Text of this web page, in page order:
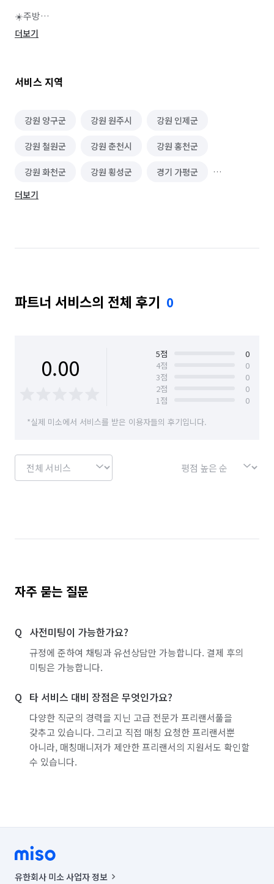
​☀️주방
- 상부장 및 하부장 / 주방벽면타일 / 각 전기, 가스레인지 및
​☀️베란다 / 다용도실
- 내부창문,창틀 / 바닥타일사이 이물질제거 / 유리창내부 /
- 현관문 / 바닥 / 신발장외부 먼지 및 내부 묵은때 제거
☀️해충방제 및 소독
살충약제를 사용하여 방제 및 소독 진행하고있으며 추가적으로
유입가능경로로 해충의 유입 차단을위해 보수조치(외부,
내부틈새차단,타공부 차단 등)진행하고있습니다.(해충은
1회성으로는 절대 제거 및 박멸이되지않습니다.특히 바퀴벌레)
이후 추가적으로 고객님의 해충 모니터링시 고객님과 조율 후
나방파리)등은 1회성으로도 어느정도 개체수 박멸은 가능합니다.
방제,방역 견적은 고객님과 면밀히 상담 후 진행방식에따라
- 통베란다,니코틴, 스티커제거, 시트지제거 , 곰팡이, 페인트,
- 악취제거
- 바닥 고온스팀청소
-새집/헌집증후군
( 제거해야 할 양이 많을 경우 사전에 꼭 미리 고지해주셔야
더보기
서비스 지역
강원 양구군 강원 원주시 강원 인제군
강원 철원군 강원 춘천시 강원 홍천군
강원 화천군 강원 횡성군 경기 가평군
경기 양평군
더보기
파트너 서비스의 전체 후기 0
0.00 5점
0
4점
0
3점
0
2점
0
1점
0
*실제 미소에서 서비스를 받은 이용자들의 후기입니다.
자주 묻는 질문
사전미팅이 가능한가요?
규정에 준하여 채팅과 유선상담만 가능합니다. 결제 후의
미팅은 가능합니다.
타 서비스 대비 장점은 무엇인가요?
다양한 직군의 경력을 지닌 고급 전문가 프리랜서풀을
갖추고 있습니다. 그리고 직접 매칭 요청한 프리랜서뿐
아니라, 매칭매니저가 제안한 프리랜서의 지원서도 확인할
수 있습니다.
유한회사 미소 사업자 정보